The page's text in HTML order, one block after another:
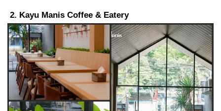
Kayu Manis Coffee & Eatery